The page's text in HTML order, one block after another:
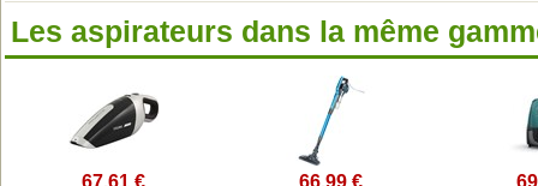
Les aspirateurs dans la même
67,61 € 66,99 €